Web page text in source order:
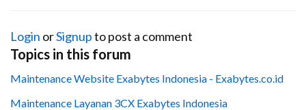
Login orSignupto post a comment
Topics in this forum
Maintenance Website Exabytes Indonesia - Exabytes.co.id
Maintenance Layanan 3CX Exabytes Indonesia